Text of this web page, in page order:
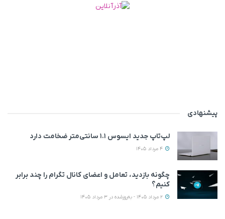
پیشنهادی
لپ‌تاپ جدید ایسوس ۱.۱ سانتی‌متر ضخامت دارد
چگونه بازدید، تعامل و اعضای کانال تگرام را چند برابر
کنیم؟